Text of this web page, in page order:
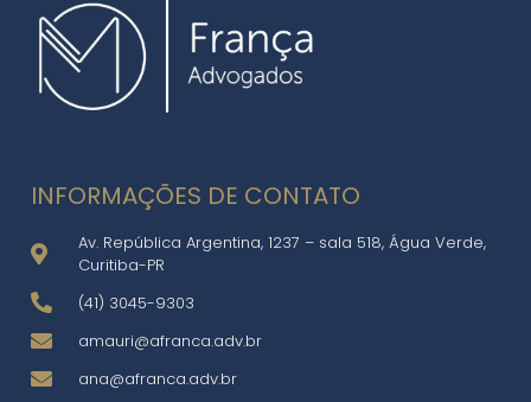
INFORMAÇÕES DE CONTATO
Av. República Argentina, 1237 – sala 518, Água Verde,
Curitiba-PR
(41) 3045-9303
amauri@afranca.adv.br
ana@afranca.adv.br